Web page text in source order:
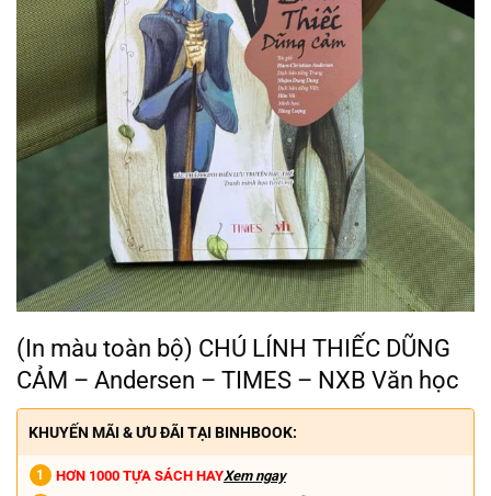
(In màu toàn bộ) CHÚ LÍNH THIẾC DŨNG
CẢM – Andersen – TIMES – NXB Văn học
KHUYẾN MÃI & ƯU ĐÃI TẠI BINHBOOK:
HƠN 1000 TỰA SÁCH HAYXem ngay